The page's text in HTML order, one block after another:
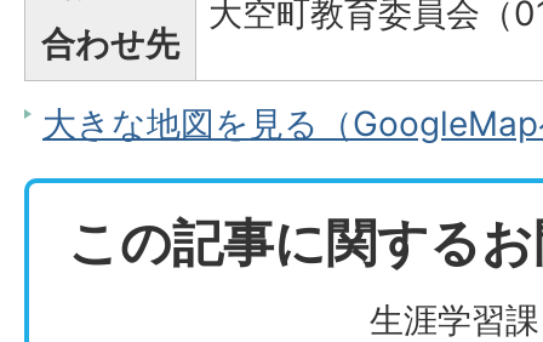
合わせ先
大空町教育委員会（
大きな地図を見る（
この記事に関する
生涯学習課